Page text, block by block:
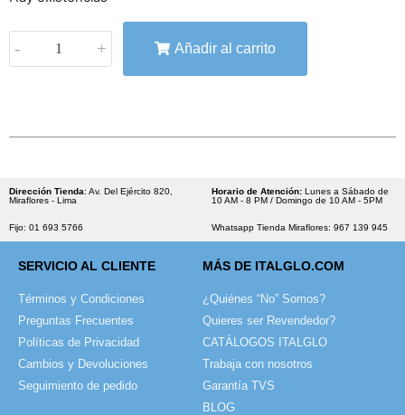
- + Añadir al carrito
Dirección Tienda: Av. Del Ejército 820,
Miraflores - Lima
Fijo: 01 693 5766
Horario de Atención: Lunes a Sábado de
10 AM - 8 PM / Domingo de 10 AM - 5PM
Whatsapp Tienda Miraflores: 967 139 945
SERVICIO AL CLIENTE
Términos y Condiciones
Preguntas Frecuentes
Políticas de Privacidad
Cambios y Devoluciones
Seguimiento de pedido
MÁS DE ITALGLO.COM
¿Quiénes “No” Somos?
Quieres ser Revendedor?
CATÁLOGOS ITALGLO
Trabaja con nosotros
Garantía TVS
BLOG